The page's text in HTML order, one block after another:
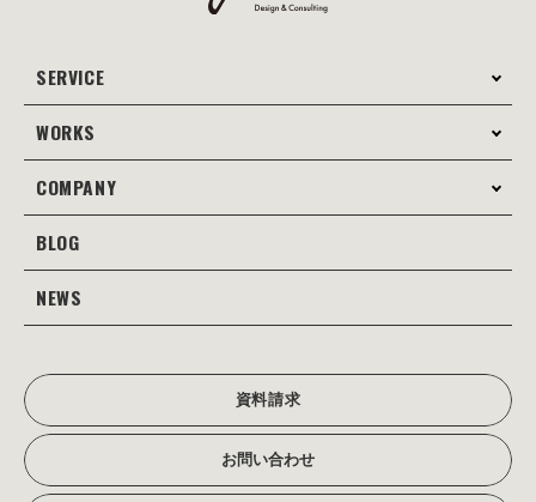
SERVICE
サービス案内
コンサルティング
Web広告･SEO対策
WORKS
制作事例
Web
COMPANY
会社案内
当社の強み
会社沿革
BLOG
JOTOブログ
NEWS
資料請求
お問い合わせ